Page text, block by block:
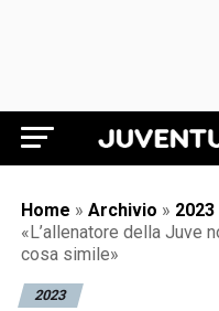
Home » Archivio » 2023
«L’allenatore della Juve
cosa simile»
2023